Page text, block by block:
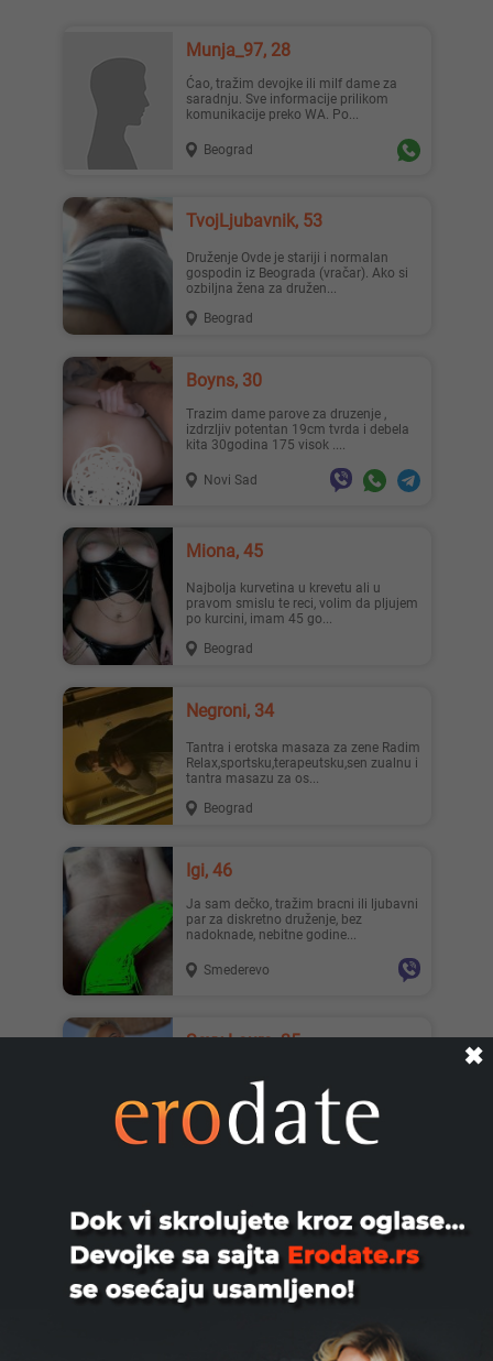
Munja_97, 28
Ćao, tražim devojke ili milf dame za
saradnju. Sve informacije prilikom
komunikacije preko WA. Po...
Beograd
TvojLjubavnik, 53
Druženje Ovde je stariji i normalan
gospodin iz Beograda (vračar). Ako si
ozbiljna žena za družen...
Beograd
Boyns, 30
Trazim dame parove za druzenje ,
izdrzljiv potentan 19cm tvrda i debela
kita 30godina 175 visok ....
Novi Sad
Miona, 45
Najbolja kurvetina u krevetu ali u
pravom smislu te reci, volim da pljujem
po kurcini, imam 45 go...
Beograd
Negroni, 34
Tantra i erotska masaza za zene Radim
Relax,sportsku,terapeutsku,sen zualnu i
tantra masazu za os...
Beograd
Igi, 46
Ja sam dečko, tražim bracni ili ljubavni
par za diskretno druženje, bez
nadoknade, nebitne godine...
Smederevo
Sexy Laura, 35
35 godina.NOVI BEOGRAD,Belvil.Ovde
sam da UZIVAS uz mene.SLIKE S...
Beograd
I am tender and passionate trans girl.
Looking for a hot man for sex and
massage. I guarantee con...
Beograd
✖